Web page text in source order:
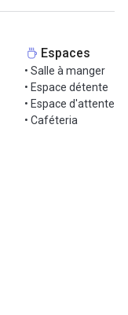
Espaces
• Salle à manger
• Espace détente
• Espace d'attente
• Caféteria